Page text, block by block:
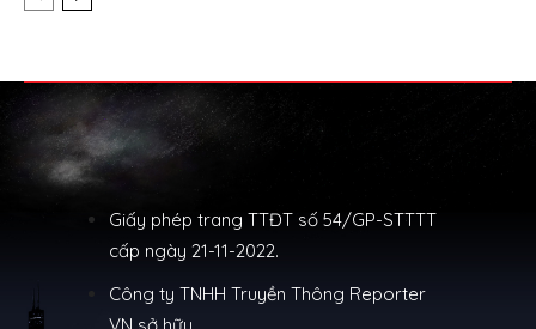
Giấy phép trang TTĐT số 54/GP-STTTT
cấp ngày 21-11-2022.
Công ty TNHH Truyền Thông Reporter
VN sở hữu.